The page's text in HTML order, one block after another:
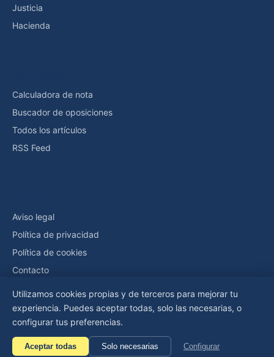
Justicia
Hacienda
Calculadora de nota
Buscador de oposiciones
Todos los artículos
RSS Feed
Aviso legal
Política de privacidad
Política de cookies
Contacto
© 2026 Oposiciones y Más — Editado por PIQTURE NEW MEDIA,
Legal·Privacidad Cookies
Utilizamos cookies propias y de terceros para mejorar tu
experiencia. Puedes aceptar todas, solo las necesarias, o
configurar tus preferencias.
Aceptar todas Solo necesarias Configurar